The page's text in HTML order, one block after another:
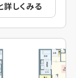
詳しくみる